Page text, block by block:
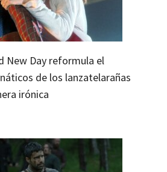
New Day reformula el
de los lanzatelarañas
irónica